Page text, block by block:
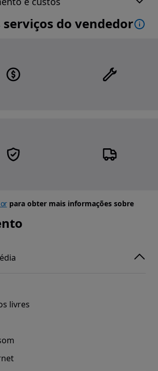
do vendedor
para obter mais informações sobre
livres